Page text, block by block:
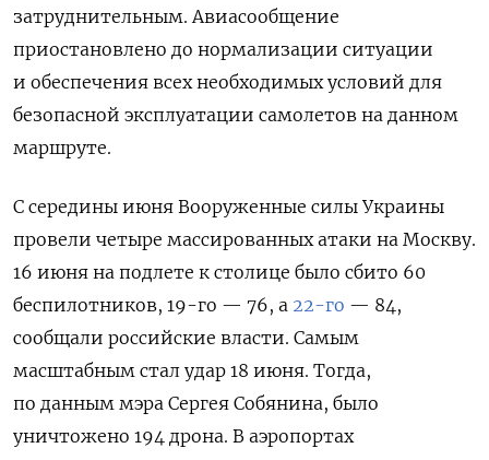
затруднительным. Авиасообщение
приостановлено до нормализации ситуации
и обеспечения всех необходимых условий для
безопасной эксплуатации самолетов на данном
маршруте.
С середины июня Вооруженные силы Украины
провели четыре массированных атаки на Москву.
16 июня на подлете к столице было сбито 60
беспилотников, 19-го — 76, а 22-го — 84,
сообщали российские власти. Самым
масштабным стал удар 18 июня. Тогда,
по данным мэра Сергея Собянина, было
уничтожено 194 дрона. В аэропортах